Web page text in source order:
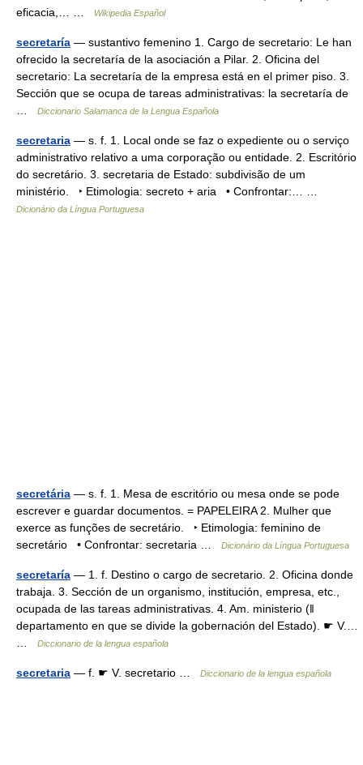
eficacia,… …
Wikipedia Español
secretaría — sustantivo femenino 1. Cargo de secretario: Le han
ofrecido la secretaría de la asociación a Pilar. 2. Oficina del
secretario: La secretaría de la empresa está en el primer piso. 3.
Sección que se ocupa de tareas administrativas: la secretaría de
Diccionario Salamanca de la Lengua Española
secretaria — s. f. 1. Local onde se faz o expediente ou o serviço
administrativo relativo a uma corporação ou entidade. 2. Escritório
do secretário. 3. secretaria de Estado: subdivisão de um
ministério. ‣ Etimologia: secreto + aria • Confrontar:… …
Dicionário da Língua Portuguesa
secretária — s. f. 1. Mesa de escritório ou mesa onde se pode
escrever e guardar documentos. = PAPELEIRA 2. Mulher que
exerce as funções de secretário. ‣ Etimologia: feminino de
secretário • Confrontar: secretaria …
Dicionário da Língua Portuguesa
secretaría — 1. f. Destino o cargo de secretario. 2. Oficina donde
trabaja. 3. Sección de un organismo, institución, empresa, etc.,
ocupada de las tareas administrativas. 4. Am. ministerio (ǁ
departamento en que se divide la gobernación del Estado). ☛ V.…
Diccionario de la lengua española
secretaria — f. ☛ V. secretario … Diccionario de la lengua española